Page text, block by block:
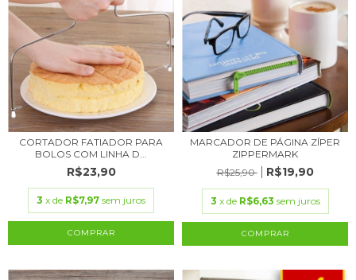
CORTADOR FATIADOR PARA
BOLOS COM LINHA D...
R$23,90
3 x de R$7,97 sem juros
MARCADOR DE PÁGINA ZÍPER
ZIPPERMARK
R$25,90
R$19,90
3 x de R$6,63 sem juros
COMPRAR